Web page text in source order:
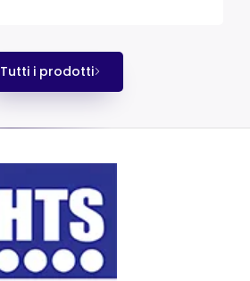
Tutti i prodotti